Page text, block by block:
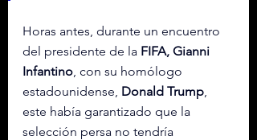
Horas antes, durante un encuentro
del presidente de la FIFA, Gianni
Infantino, con su homólogo
estadounidense, Donald Trump,
este había garantizado que la
selección persa no tendría